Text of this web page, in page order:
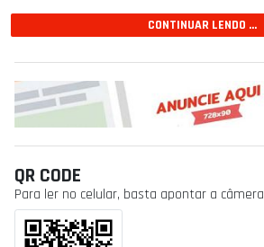
CONTINUAR LENDO ...
QR CODE
Para ler no celular, basta apontar a câmera